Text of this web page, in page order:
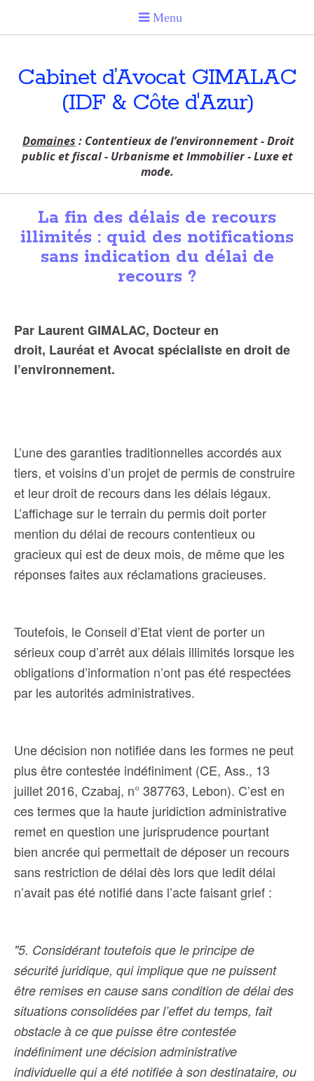
Cabinet d’Avocat GIMALAC
(IDF & Côte d'Azur)
Domaines : Contentieux de l’environnement - Droit
public et fiscal - Urbanisme et Immobilier - Luxe et
mode.
La fin des délais de recours
illimités : quid des notifications
sans indication du délai de
recours ?
Par Laurent GIMALAC, Docteur en
droit, Lauréat et Avocat spécialiste en droit de
l’environnement.
L’une des garanties traditionnelles accordés aux
tiers, et voisins d’un projet de permis de construire
et leur droit de recours dans les délais légaux.
L’affichage sur le terrain du permis doit porter
mention du délai de recours contentieux ou
gracieux qui est de deux mois, de même que les
réponses faites aux réclamations gracieuses.
Toutefois, le Conseil d’Etat vient de porter un
sérieux coup d’arrêt aux délais illimités lorsque les
obligations d’information n’ont pas été respectées
par les autorités administratives.
Une décision non notifiée dans les formes ne peut
plus être contestée indéfiniment (CE, Ass., 13
juillet 2016, Czabaj, n° 387763, Lebon). C’est en
ces termes que la haute juridiction administrative
remet en question une jurisprudence pourtant
bien ancrée qui permettait de déposer un recours
sans restriction de délai dès lors que ledit délai
n’avait pas été notifié dans l’acte faisant grief :
"5. Considérant toutefois que le principe de
sécurité juridique, qui implique que ne puissent
être remises en cause sans condition de délai des
situations consolidées par l’effet du temps, fait
obstacle à ce que puisse être contestée
indéfiniment une décision administrative
individuelle qui a été notifiée à son destinataire, ou